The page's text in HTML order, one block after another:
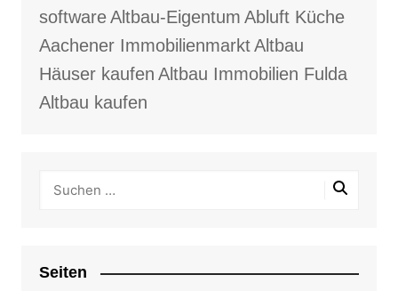
softwareAltbau-Eigentum Abluft Küche
Aachener ImmobilienmarktAltbau
Häuser kaufen Altbau Immobilien Fulda
Altbau kaufen
Seiten